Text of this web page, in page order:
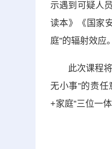
示遇到可疑人
读本》《国家
庭”的辐射效应。
此次课程将
无小事”的责
+家庭”三位一